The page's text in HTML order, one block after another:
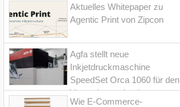
Aktuelles Whitepaper zu
Agentic Print von Zipcon
Agfa stellt neue
Inkjetdruckmaschine
SpeedSet Orca 1060 für den
Verpackungsdruck vor
Wie E-Commerce-